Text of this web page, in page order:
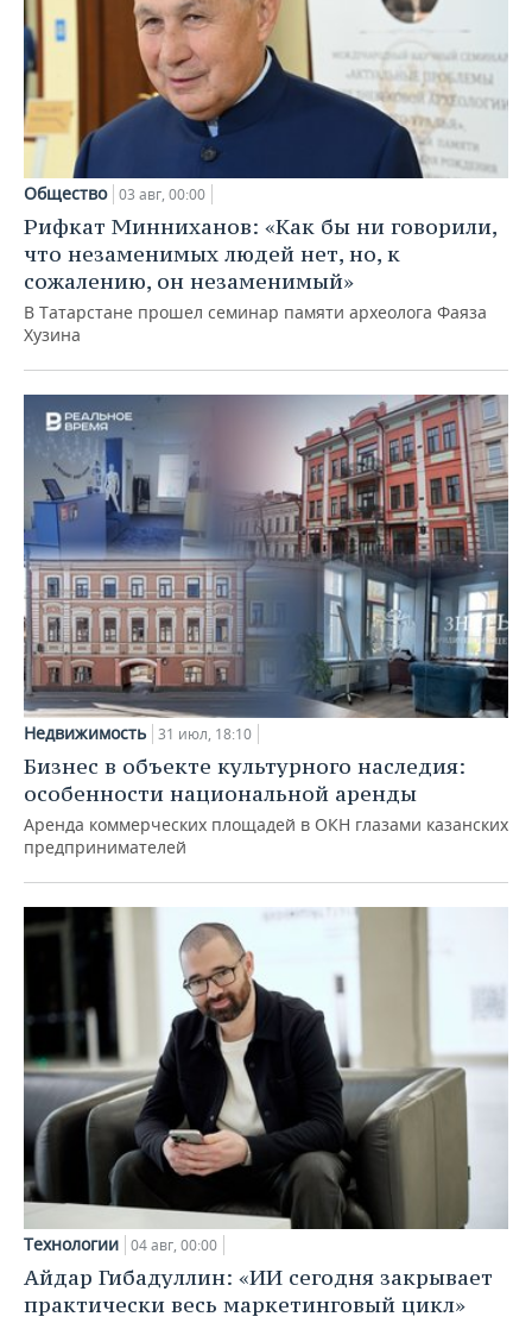
Общество 03 авг, 00:00
Рифкат Минниханов: «Как бы ни говорили,
что незаменимых людей нет, но, к
сожалению, он незаменимый»
В Татарстане прошел семинар памяти археолога Фаяза
Хузина
Недвижимость 31 июл, 18:10
Бизнес в объекте культурного наследия:
особенности национальной аренды
Аренда коммерческих площадей в ОКН глазами казанских
предпринимателей
Технологии 04 авг, 00:00
Айдар Гибадуллин: «ИИ сегодня закрывает
практически весь маркетинговый цикл»